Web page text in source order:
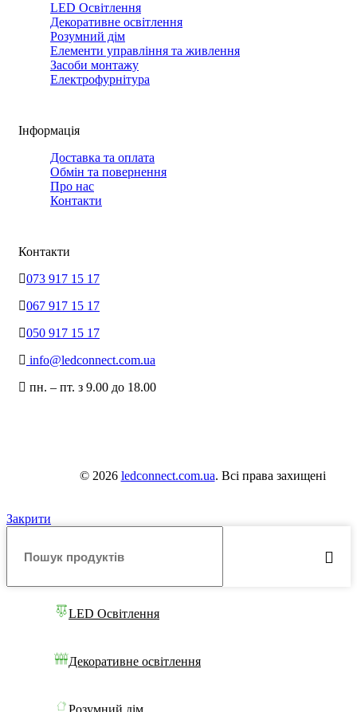
LED Освітлення
Декоративне освітлення
Розумний дім
Елементи управління та живлення
Засоби монтажу
Електрофурнітура
Інформація
Доставка та оплата
Обмін та повернення
Про нас
Контакти
Контакти
073 917 15 17
067 917 15 17
050 917 15 17
info@ledconnect.com.ua
пн. – пт. з 9.00 до 18.00
© 2026 ledconnect.com.ua. Всі права захищені
Закрити
LED Освітлення
Декоративне освітлення
Розумний дім